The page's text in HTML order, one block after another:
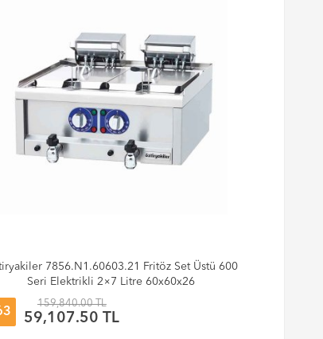
7856.N1.60603.21 Fritöz Set Üstü 600
Seri Elektrikli 2×7 Litre 60x60x26
159,840.00 TL
59,107.50 TL